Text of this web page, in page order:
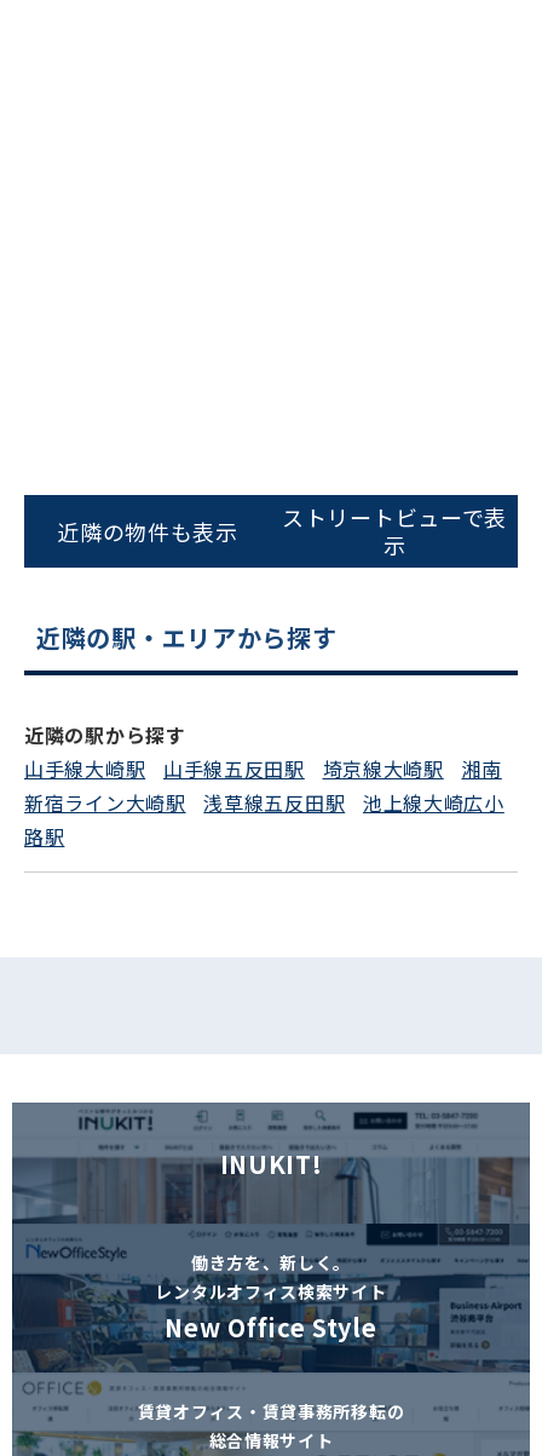
0120-620-213
平日 9:00〜18:00
電話でお問い合わせ
近隣の物件も表示
ストリートビューで表
示
近隣の駅・エリアから探す
近隣の駅から探す
山手線大崎駅
山手線五反田駅 埼京線大崎駅
湘南
新宿ライン大崎駅
浅草線五反田駅
池上線大崎広小
路駅
INUKIT!
働き方を、新しく。
レンタルオフィス検索サイト
New Office Style
賃貸オフィス・賃貸事務所移転の
総合情報サイト